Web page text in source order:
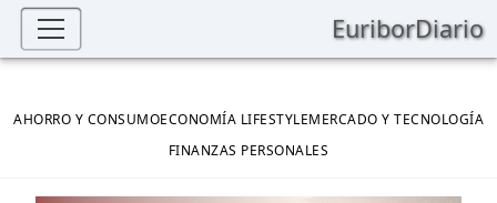
EuriborDiario
AHORRO Y CONSUMOECONOMÍA LIFESTYLEMERCADO Y TECNOLOGÍA
FINANZAS PERSONALES